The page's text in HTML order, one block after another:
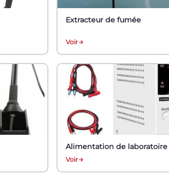
Extracteur de fumée
Voir
Alimentation de laboratoire
Voir